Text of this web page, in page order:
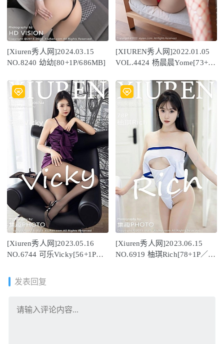
[Xiuren秀人网]2024.03.15
NO.8240 幼幼[80+1P/686MB]
[XIUREN秀人网]2022.01.05
VOL.4424 杨晨晨Yome[73+1P
[Xiuren秀人网]2023.05.16
NO.6744 可乐Vicky[56+1P／
[Xiuren秀人网]2023.06.15
NO.6919 柚琪Rich[78+1P／
发表回复